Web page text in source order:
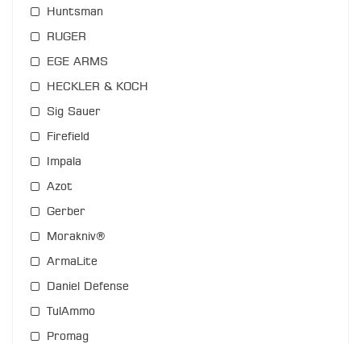
Huntsman
RUGER
EGE ARMS
HECKLER & KOCH
Sig Sauer
Firefield
Impala
Azot
Gerber
Morakniv®
ArmaLite
Daniel Defense
TulAmmo
Promag